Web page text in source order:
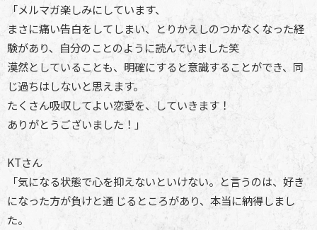
「メルマガ楽しみにしています、
まさに痛い告白をしてしまい、とりかえしのつかなくなった経
験があり、自分のことのように読んでいました笑
漠然としていることも、明確にすると意識することができ、同
じ過ちはしないと思えます。
たくさん吸収してよい恋愛を、していきます！
ありがとうございました！」
KTさん
「気になる状態で心を抑えないといけない。と言うのは、好き
になった方が負けと通 じるところがあり、本当に納得しまし
た。